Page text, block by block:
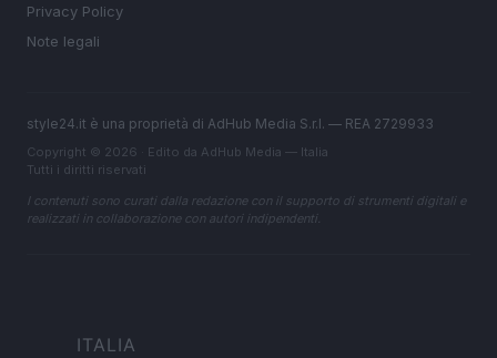
Privacy Policy
Note legali
style24.it è una proprietà di AdHub Media S.r.l. — REA 2729933
Copyright © 2026 · Edito da AdHub Media — Italia
Tutti i diritti riservati
I contenuti sono curati dalla redazione con il supporto di strumenti digitali e
realizzati in collaborazione con autori indipendenti.
ITALIA